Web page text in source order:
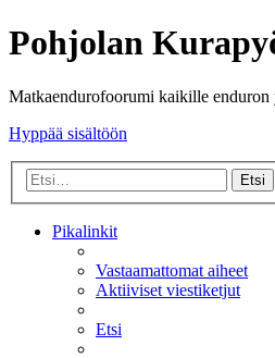
Pohjolan
Matkaendurofoorumi kaikille enduron
Hyppää sisältöön
Etsi
Pikalinkit
Vastaamattomat aiheet
Aktiiviset viestiketjut
Etsi